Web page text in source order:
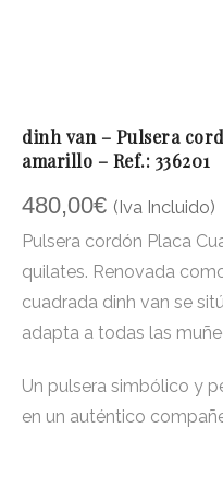
dinh van – Pulsera
amarillo – Ref.: 336201
480,00€ (Iva Incluido)
Pulsera cordón Placa
quilates. Renovada
cuadrada dinh van se
adapta a todas las
Un pulsera simbólico y
en un auténtico